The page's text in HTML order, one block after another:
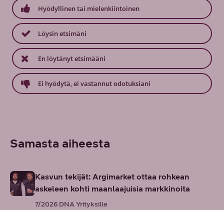
Hyödyllinen tai mielenkiintoinen
Löysin etsimäni
En löytänyt etsimääni
Ei hyödytä, ei vastannut odotuksiani
Samasta aiheesta
Kasvun tekijät: Argimarket ottaa rohkean
askeleen kohti maanlaajuisia markkinoita
7/2026 DNA Yrityksille